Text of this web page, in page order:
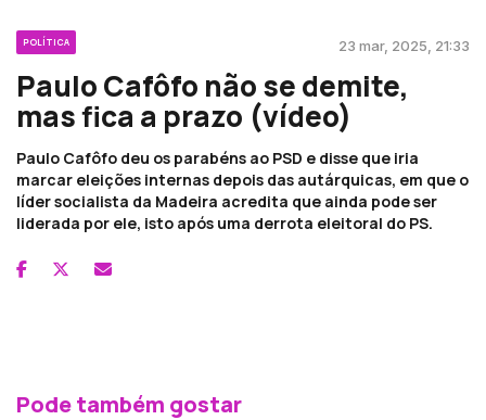
POLÍTICA 23 mar, 2025, 21:33
Paulo Cafôfo não se demite,
mas fica a prazo (vídeo)
Paulo Cafôfo deu os parabéns ao PSD e disse que iria
marcar eleições internas depois das autárquicas, em que o
líder socialista da Madeira acredita que ainda pode ser
liderada por ele, isto após uma derrota eleitoral do PS.
Pode também gostar